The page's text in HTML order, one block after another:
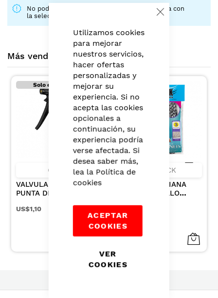
Close
Cookie
Utilizamos cookies
para mejorar
nuestros servicios,
hacer ofertas
personalizadas y
mejorar su
experiencia. Si no
acepta las cookies
opcionales a
continuación, su
experiencia podría
verse afectada. Si
desea saber más,
lea la Política de
cookies
ACEPTAR
COOKIES
VER
COOKIES
Más vendidos montero
Solo en tiendas
CYF
VALVULA PISTOLA
PUNTA DE COBRE
NEGRA
US$1,10
SHOCK
MALLA MEDIANA
PARA CABELLO
US$2,65
No podemos encontrar productos que coincida con
la selección.